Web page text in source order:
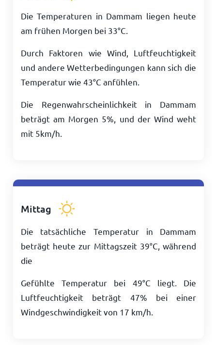
Die Temperaturen in Dammam liegen heute
am frühen Morgen bei 33°C
Durch Faktoren wie Wind, Luftfeuchtigkeit
und andere Wetterbedingungen kann sich die
Temperatur wie 43°C anfühlen.
Die Regenwahrscheinlichkeit in Dammam
beträgt am Morgen 5%, und der Wind weht
mit 5km/h
Mittag
Die tatsächliche Temperatur in Dammam
beträgt heute zur Mittagszeit 39°C , während
die
Gefühlte Temperatur bei 49°C liegt. Die
Luftfeuchtigkeit beträgt 47% bei einer
Windgeschwindigkeit von 17 km/h